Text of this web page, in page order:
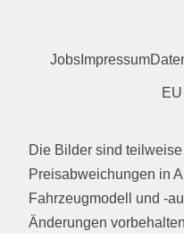
JobsImpressum
Die Bilder sind
Preisabweichungen in
Fahrzeugmodell und -
Änderungen